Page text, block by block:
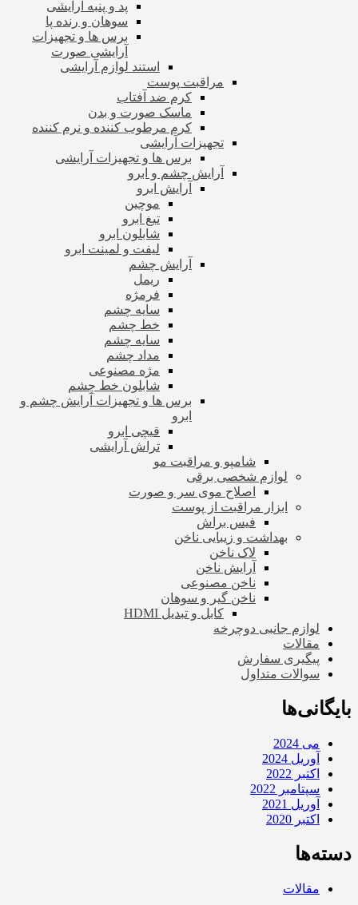
پد و پنبه آرایشی
سوهان و رنده پا
برس ها و تجهیزات
آرایشی صورت
استند لوازم آرایشی
مراقبت پوست
کرم ضد آفتاب
ماسک صورت و بدن
کرم مرطوب کننده و نرم کننده
تجهیزات آرایشی
برس ها و تجهیزات آرایشی
آرایش چشم و ابرو
آرایش ابرو
موچین
تیغ ابرو
شابلون ابرو
لیفت و لمینت ابرو
آرایش چشم
ریمل
فرمژه
سایه چشم
خط چشم
سایه چشم
مداد چشم
مژه مصنوعی
شابلون خط چشم
برس ها و تجهیزات آرایش چشم و
ابرو
قیچی ابرو
تراش آرایشی
شامپو و مراقبت مو
لوازم شخصی برقی
اصلاح موی سر و صورت
ابزار مراقبت از پوست
فیس براش
بهداشت و زیبایی ناخن
لاک ناخن
آرایش ناخن
ناخن مصنوعی
ناخن گیر و سوهان
کابل و تبدیل HDMI
لوازم جانبی دوچرخه
مقالات
پیگیری سفارش
سوالات متداول
بایگانی‌ها
می 2024
آوریل 2024
اکتبر 2022
سپتامبر 2022
آوریل 2021
اکتبر 2020
دسته‌ها
مقالات